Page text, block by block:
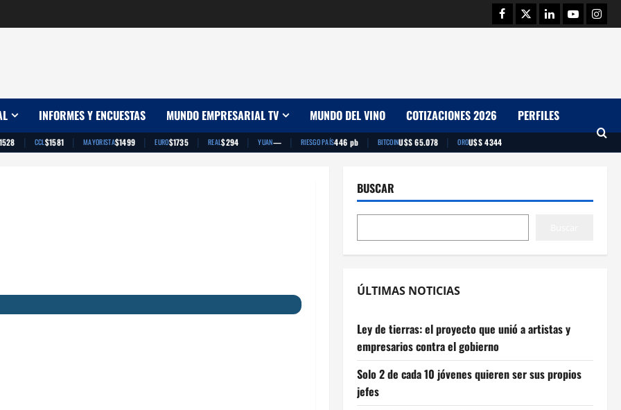
Facebook
TwitterLinkedinYoutube
INFORMES Y ENCUESTAS MUNDO EMPRESARIAL TV MUNDO DEL VINO COTIZACIONES 2026 PERFILES
| CCL$1581 | MAYORISTA$1499 | EURO$1735 | REAL$294 | YUAN— | RIESGO PAÍS446 pb | BITCOINU$S 65.078 | OROU$S 4344
BUSCAR
ÚLTIMAS NOTICIAS
Ley de tierras: el proyecto que unió a artistas y
empresarios contra el gobierno
Solo 2 de cada 10 jóvenes quieren ser sus propios
jefes